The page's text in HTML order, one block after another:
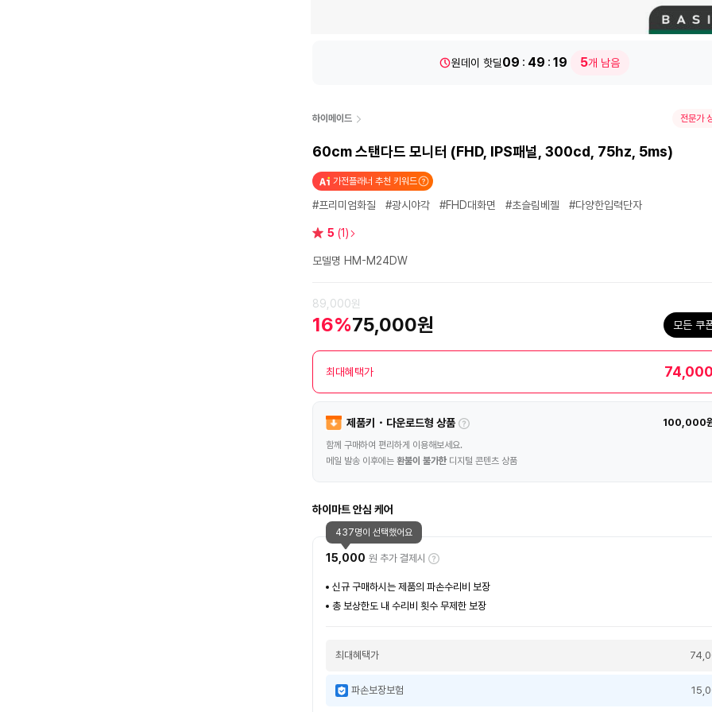
원데이 핫딜09 49 17 5개 남음
하이메이드 전문가
60cm 스탠다드 모니터 (FHD, IPS패널, 300cd, 75hz, 5ms)
가전플래너 추천 키워드
#프리미엄화질 #광시야각 #FHD대화면 #초슬림베젤 #다양한입력단자
별 5 (1)
모델명 HM-M24DW
89,000원
16%75,000원 모든 쿠
최대혜택가
제품키・다운로드형 상품 100,000
함께 구매하여 편리하게 이용해보세요.
메일 발송 이후에는 환불이 불가한디지털 콘텐츠 상품
하이마트 안심 케어
15,000 원 추가 결제시
신규 구매하시는 제품의 파손수리비 보장
총 보상한도 내 수리비 횟수 무제한 보장
최대혜택가
파손보장보험
437명이 선택했어요